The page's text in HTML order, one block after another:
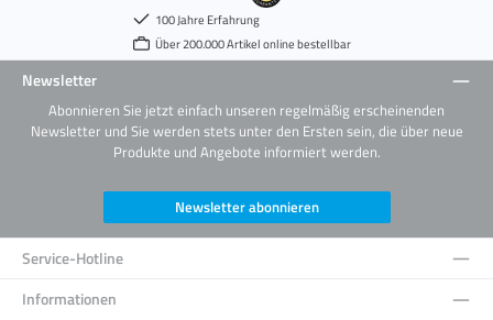
100 Jahre Erfahrung
Über 200.000 Artikel online bestellbar
Newsletter
Abonnieren Sie jetzt einfach unseren regelmäßig erscheinenden
Newsletter und Sie werden stets unter den Ersten sein, die über neue
Produkte und Angebote informiert werden.
Newsletter abonnieren
Service-Hotline
Informationen